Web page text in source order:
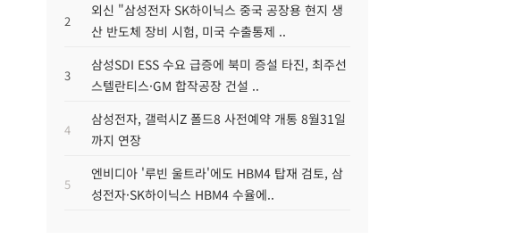
2
외신 "삼성전자 SK하이닉스 중국 공장용 현지 생
산 반도체 장비 시험, 미국 수출통제 ..
3
삼성SDI ESS 수요 급증에 북미 증설 타진, 최주선
스텔란티스·GM 합작공장 건설 ..
4
삼성전자, 갤럭시Z 폴드8 사전예약 개통 8월31일
까지 연장
5
엔비디아 '루빈 울트라'에도 HBM4 탑재 검토, 삼
성전자·SK하이닉스 HBM4 수율에..